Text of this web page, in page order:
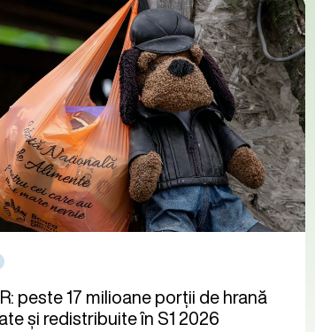
peste 17 milioane porții de hrană
și redistribuite în S1 2026